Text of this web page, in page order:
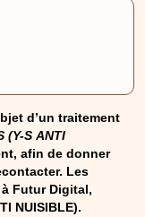
d’un traitement
(Y-S ANTI
afin de donner
Les
Futur Digital,
NUISIBLE).